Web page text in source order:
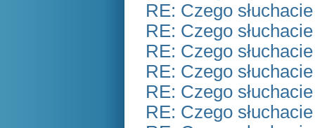
RE: Czego
RE: Czego
RE: Czego
RE: Czego
RE: Czego
RE: Czego